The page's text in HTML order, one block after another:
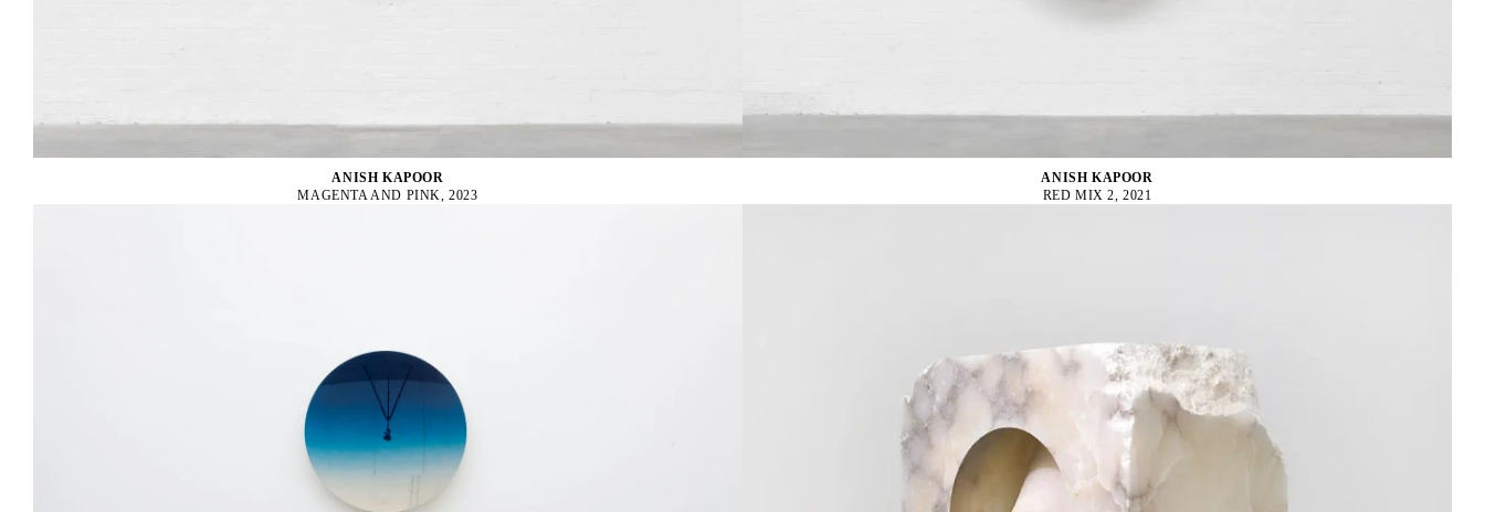
ANISH KAPOOR
MAGENTA AND PINK, 2023
ANISH KAPOOR
RED MIX 2, 2021